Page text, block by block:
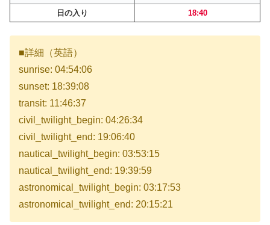
日の入り
18:40
■詳細（英語）
sunrise: 04:54:06
sunset: 18:39:08
transit: 11:46:37
civil_twilight_begin: 04:26:34
civil_twilight_end: 19:06:40
nautical_twilight_begin: 03:53:15
nautical_twilight_end: 19:39:59
astronomical_twilight_begin: 03:17:53
astronomical_twilight_end: 20:15:21